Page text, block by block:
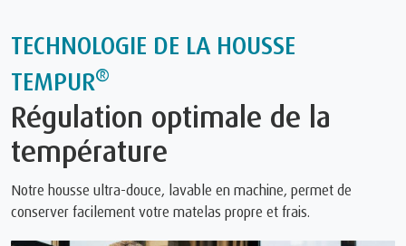
TECHNOLOGIE DE LA HOUSSE
TEMPUR®
Régulation optimale de la
température
Notre housse ultra-douce, lavable en machine, permet de
conserver facilement votre matelas propre et frais.